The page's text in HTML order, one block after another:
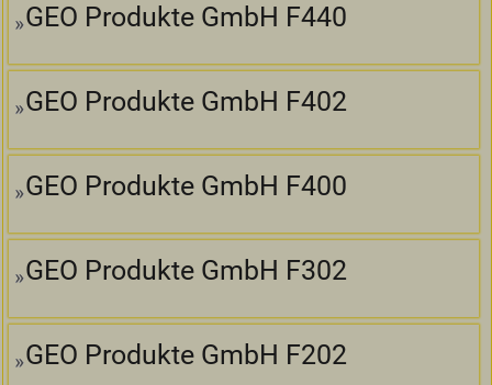
GEO Produkte GmbH F440
GEO Produkte GmbH F402
GEO Produkte GmbH F400
GEO Produkte GmbH F302
GEO Produkte GmbH F202